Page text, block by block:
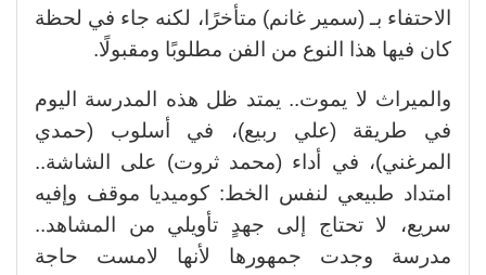
الاحتفاء بـ (سمير غانم) متأخرًا، لكنه جاء في لحظة
كان فيها هذا النوع من الفن مطلوبًا ومقبولًا.
والميراث لا يموت.. يمتد ظل هذه المدرسة اليوم
في طريقة (علي ربيع)، في أسلوب (حمدي
المرغني)، في أداء (محمد ثروت) على الشاشة..
امتداد طبيعي لنفس الخط: كوميديا موقف وإفيه
سريع، لا تحتاج إلى جهدٍ تأويلي من المشاهد..
مدرسة وجدت جمهورها لأنها لامست حاجة